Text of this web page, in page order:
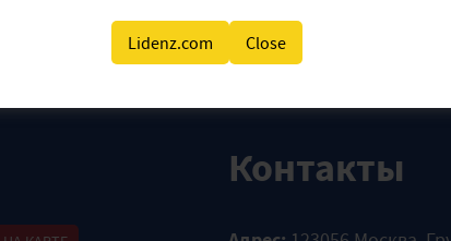
Lidenz.com Close
Контакты